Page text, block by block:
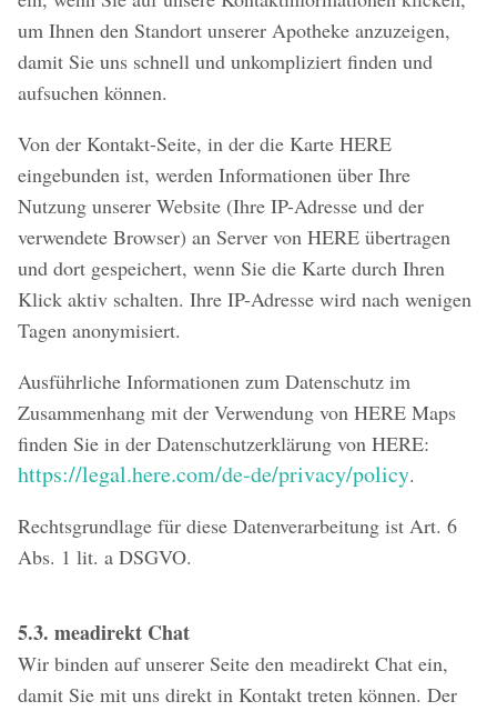
um Ihnen den Standort unserer Apotheke anzuzeigen,
damit Sie uns schnell und unkompliziert finden und
aufsuchen können.
Von der Kontakt-Seite, in der die Karte HERE
eingebunden ist, werden Informationen über Ihre
Nutzung unserer Website (Ihre IP-Adresse und der
verwendete Browser) an Server von HERE übertragen
und dort gespeichert, wenn Sie die Karte durch Ihren
Klick aktiv schalten. Ihre IP-Adresse wird nach wenigen
Tagen anonymisiert.
Ausführliche Informationen zum Datenschutz im
Zusammenhang mit der Verwendung von HERE Maps
finden Sie in der Datenschutzerklärung von HERE:
https://legal.here.com/de-de/privacy/policy.
Rechtsgrundlage für diese Datenverarbeitung ist Art. 6
Abs. 1 lit. a DSGVO.
5.3. meadirekt Chat
Wir binden auf unserer Seite den meadirekt Chat ein,
damit Sie mit uns direkt in Kontakt treten können. Der